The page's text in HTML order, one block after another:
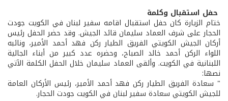
حفل استقبال وكلمة
ختام الزيارة كان حفل استقبال اقامه سفير لبنان في الكويت جودت
الحجار على شرف العماد سليمان قائد الجيش. وقد حضر الحفل رئيس
أركان الجيش الكويتي الفريق الطيار ركن فهد أحمد الأمير، ونائبه
اللواء الركن أحمد خالد الصباح، وحضره عدد كبير من أبناء الجالية
اللبنانية في الكويت. وألقى العماد سليمان خلال الحفل الكلمة الآتي
نصها:
" سعادة الفريق الطيار ركن فهد أحمد الأمير، رئيس الأركان العامة
للجيش الكويتي سعادة سفير لبنان في الكويت جودت الحجار.